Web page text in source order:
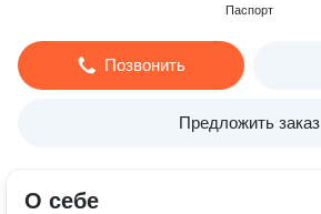
Паспорт
Позвонить
Предложить заказ
О себе